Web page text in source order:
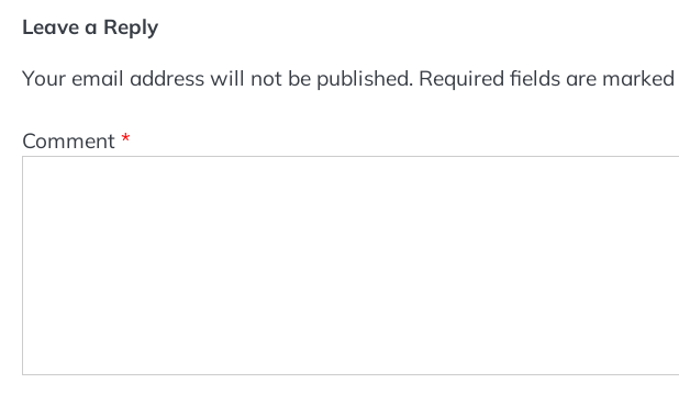
Leave a Reply
Your email address will not be published. Required fields are marked
Comment *